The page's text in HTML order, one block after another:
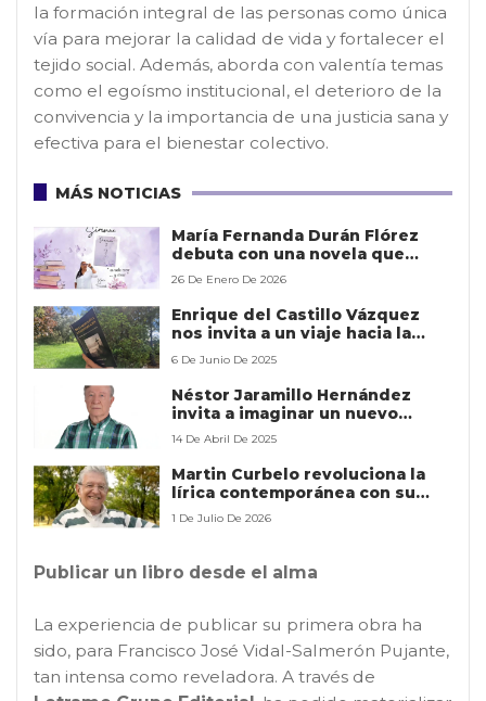
la formación integral de las personas como única
vía para mejorar la calidad de vida y fortalecer el
tejido social. Además, aborda con valentía temas
como el egoísmo institucional, el deterioro de la
convivencia y la importancia de una justicia sana y
efectiva para el bienestar colectivo.
MÁS NOTICIAS
María Fernanda Durán Flórez
debuta con una novela que
explora la vulnerabilidad
íntimo
26 De Enero De 2026
Enrique del Castillo Vázquez
nos invita a un viaje hacia la
vida interior más profunda
6 De Junio De 2025
Néstor Jaramillo Hernández
invita a imaginar un nuevo
mundo posible
14 De Abril De 2025
Martin Curbelo revoluciona la
lírica contemporánea con su
esperada joya poética ‘Las
1 De Julio De 2026
Publicar un libro desde el alma
La experiencia de publicar su primera obra ha
sido, para Francisco José Vidal-Salmerón Pujante,
tan intensa como reveladora. A través de